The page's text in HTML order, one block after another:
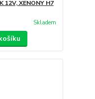
12V, XENONY H7
Skladem